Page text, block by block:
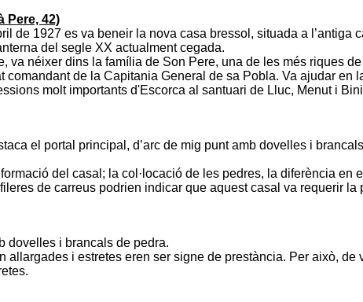
Pere, 42)
de 1927 es va beneir la nova casa bressol, situada a l’antiga
del segle XX actualment cegada.
néixer dins la família de Son Pere, una de les més riques
de la Capitania General de sa Pobla. Va ajudar en
molt importants d'Escorca al santuari de Lluc, Menut i
el portal principal, d’arc de mig punt amb dovelles i
del casal; la col·locació de les pedres, la diferència en
de carreus podrien indicar que aquest casal va requerir la
dovelles i brancals de pedra.
i estretes eren ser signe de prestància. Per això, de